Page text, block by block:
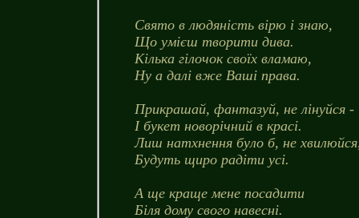
Свято в людяність вірю і знаю,
Що умієш творити дива.
Кілька гілочок своїх вламаю,
Ну а далі вже Ваші права.
Прикрашай, фантазуй, не лінуйся -
І букет новорічний в красі.
Лиш натхнення було б, не
Будуть щиро радіти усі.
А ще краще мене посадити
Біля дому свого навесні.